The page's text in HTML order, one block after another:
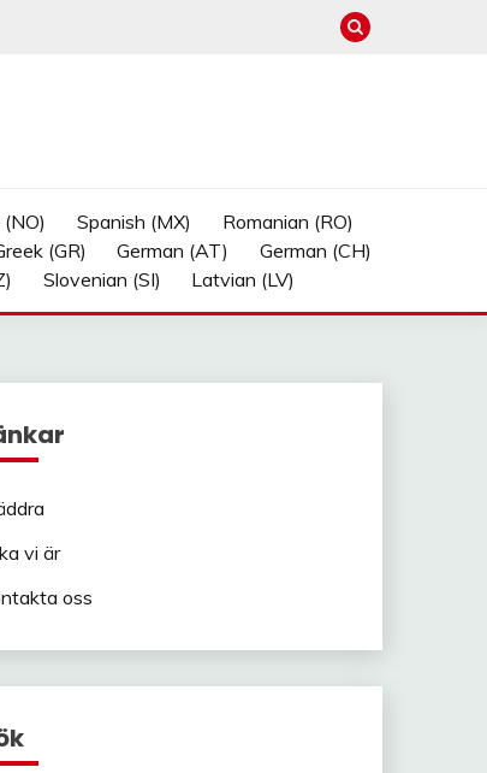
Spanish (MX)
Romanian (RO)
(GR) German (AT)
German (CH)
Slovenian (SI) Latvian (LV)
vi är
oss